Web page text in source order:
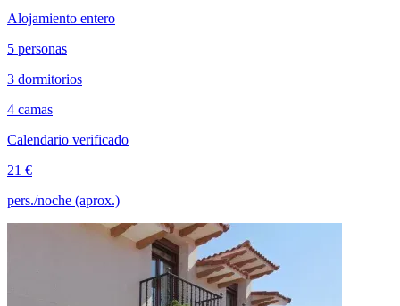
Alojamiento entero
5 personas
3 dormitorios
4 camas
Calendario verificado
21 €
pers./noche (aprox.)